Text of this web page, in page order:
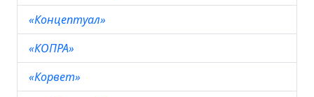
«Концептуал»
«КОПРА»
«Корвет»